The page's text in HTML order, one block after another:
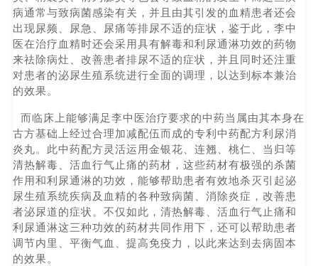
病通常与致病菌感染有关，并且由其引发的血精患者还会
出现尿频、尿急、尿痛等排尿不适的症状，鉴于此，李中
医在治疗血精时还会采用具有解毒和利尿通淋功效的药物
来祛除病灶、改善患者排尿不适的症状，并且同时还注重
对患者的泌尿生殖系统进行全面的调理，以达到标本兼治
的效果。
而临床上能够满足李中医治疗要求的中药当属由其本身在
古方基础上经过合理加减配伍而成的专利中药配方利尿消
炎丸。此中药配方灵活运用金银花、连翘、桃仁、当归等
清热解毒、活血行气止痛的药材，这些药材有极强的杀菌
作用和利尿通淋的功效，能够帮助患者有效地杀灭引起泌
尿生殖系统疾病及血精的各种致病菌、消除炎症，改善患
者泌尿道的症状。不仅如此，清热解毒、活血行气止痛和
利尿通淋这三种功效的药材共同作用下，还可以帮助患者
调节内里、平衡气血、提高免疫力，以此来达到去病固本
的效果。